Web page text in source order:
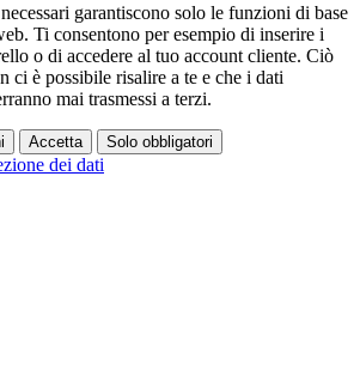
garantiscono solo le funzioni di base
Ti consentono per esempio di inserire i
o di accedere al tuo account cliente. Ciò
ci è possibile risalire a te e che i dati
mai trasmessi a terzi.
Accetta Solo obbligatori
dei dati